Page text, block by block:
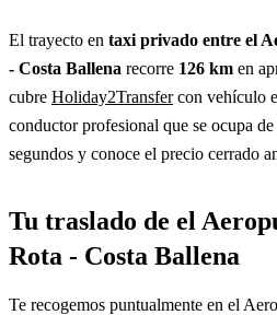
El trayecto en taxi privado entre el
- Costa Ballena recorre 126 km en
cubre Holiday2Transfercon vehículo
conductor profesional que se ocupa
segundos y conoce el precio cerrado
Tu traslado de el
Rota - Costa Ballena
Te recogemos puntualmente en el